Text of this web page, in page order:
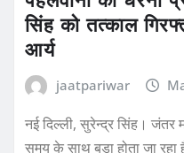
सिंह को तत्काल
आर्य
jaatpariwar
नई दिल्ली, सुरेन्द्र सिंह। जंतर
समय के साथ बड़ा होता जा रहा